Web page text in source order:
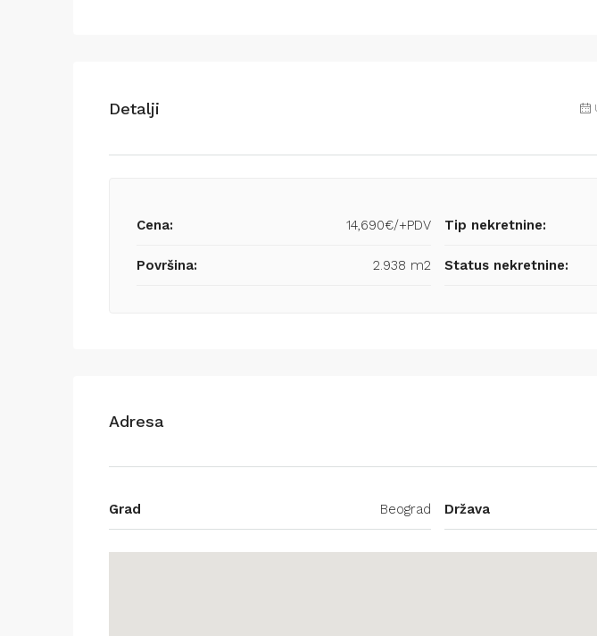
Detalji
Cena: 14,690€/+PDV
Površina: 2.938 m2
Tip nekretnine:
Status nekretnine:
Adresa
Grad Beograd Država